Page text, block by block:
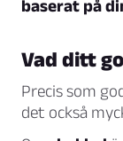
baserat på
Vad ditt
Precis som
det också